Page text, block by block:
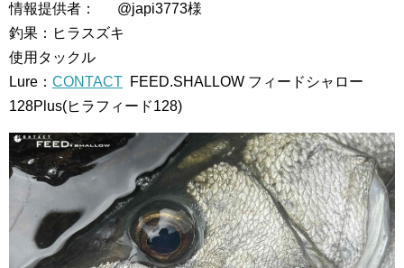
情報提供者： @japi3773様
釣果：ヒラスズキ
使用タックル
Lure： CONTACT FEED.SHALLOW フィードシャロー
128Plus(ヒラフィード128)